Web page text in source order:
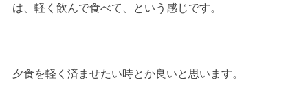
は、軽く飲んで食べて、という感じです。
夕食を軽く済ませたい時とか良いと思います。